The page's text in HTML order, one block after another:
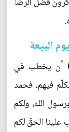
البيعة
أن يخطب في
فيهم، فحمد
الله، ولكم
علينا الحقّ لكم